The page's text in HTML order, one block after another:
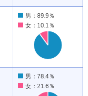
男：89.9％
女：10.1％
男：78.4％
女：21.6％